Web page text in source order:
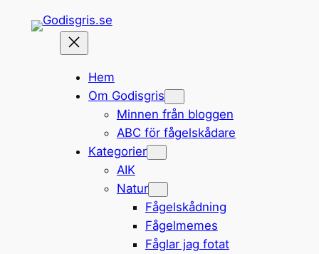
Hem
Om Godisgris
Minnen från bloggen
ABC för fågelskådare
Kategorier
AIK
Natur
Fågelskådning
Fågelmemes
Fåglar jag fotat